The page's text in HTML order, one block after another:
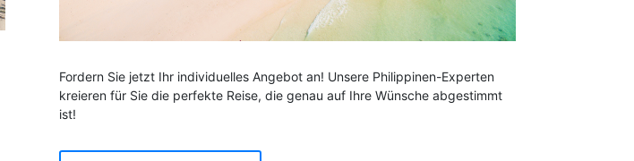
Fordern Sie jetzt Ihr individuelles Angebot an! Unsere Philippinen-Experten
kreieren für Sie die perfekte Reise, die genau auf Ihre Wünsche abgestimmt
ist!